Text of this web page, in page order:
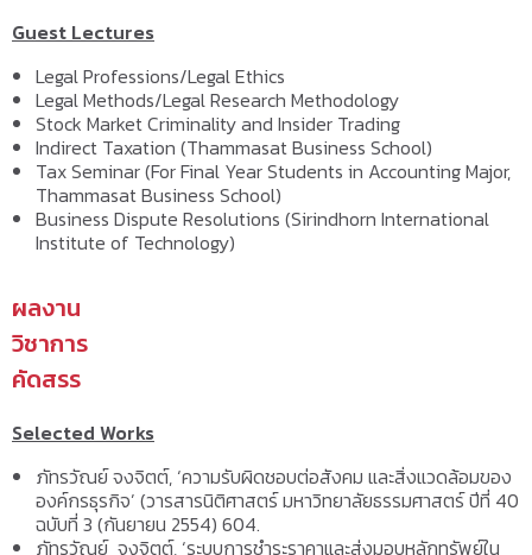
Guest Lectures
Legal Professions/Legal Ethics
Legal Methods/Legal Research Methodology
Stock Market Criminality and Insider Trading
Indirect Taxation (Thammasat Business School)
Tax Seminar (For Final Year Students in Accounting Major,
Thammasat Business School)
Business Dispute Resolutions (Sirindhorn International
Institute of Technology)
ผลงาน
วิชาการ
คัดสรร
Selected Works
ภัทรวัณย์ จงจิตต์, ‘ความรับผิดชอบต่อสังคม และสิ่งแวดล้อมของ
องค์กรธุรกิจ’ (วารสารนิติศาสตร์ มหาวิทยาลัยธรรมศาสตร์ ปีที่ 40
ฉบับที่ 3 (กันยายน 2554) 604.
ภัทรวัณย์ จงจิตต์, ‘ระบบการชำระราคาและส่งมอบหลักทรัพย์ใน